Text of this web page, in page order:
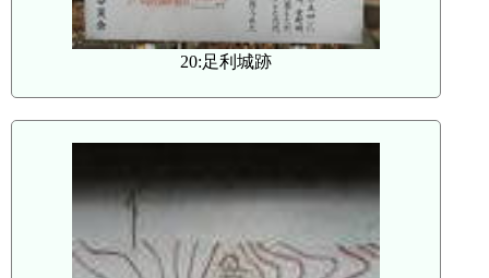
20:足利城跡